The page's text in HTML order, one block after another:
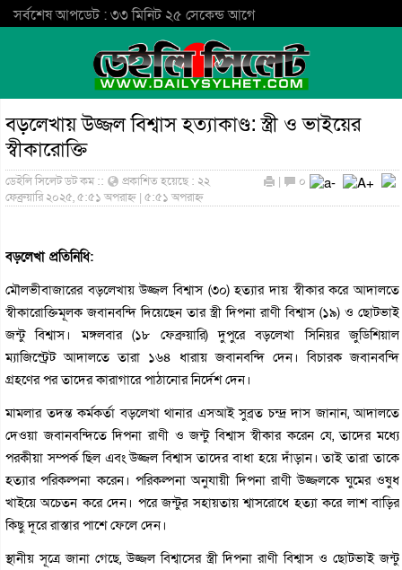
সর্বশেষ আপডেট : ৩৩ মিনিট ২৫ সেকেন্ড আগে
বড়লেখায় উজ্জল বিশ্বাস হত্যাকাণ্ড: স্ত্রী ও ভাইয়ের
স্বীকারোক্তি
ডেইলি সিলেট ডট কম ::
প্রকাশিত হয়েছে : ২২
ফেব্রুয়ারি ২০২৫, ৫:৫১ অপরাহ্ন | ৫:৫১ অপরাহ্ন
| ০
বড়লেখা প্রতিনিধি:
মৌলভীবাজারের বড়লেখায় উজ্জল বিশ্বাস (৩০) হত্যার দায় স্বীকার করে আদালতে
স্বীকারোক্তিমূলক জবানবন্দি দিয়েছেন তার স্ত্রী দিপনা রাণী বিশ্বাস (১৯) ও ছোটভাই
জন্টু বিশ্বাস। মঙ্গলবার (১৮ ফেব্রুয়ারি) দুপুরে বড়লেখা সিনিয়র জুডিশিয়াল
ম্যাজিস্ট্রেট আদালতে তারা ১৬৪ ধারায় জবানবন্দি দেন। বিচারক জবানবন্দি
গ্রহণের পর তাদের কারাগারে পাঠানোর নির্দেশ দেন।
মামলার তদন্ত কর্মকর্তা বড়লেখা থানার এসআই সুব্রত চন্দ্র দাস জানান, আদালতে
দেওয়া জবানবন্দিতে দিপনা রাণী ও জন্টু বিশ্বাস স্বীকার করেন যে, তাদের মধ্যে
পরকীয়া সম্পর্ক ছিল এবং উজ্জল বিশ্বাস তাদের বাধা হয়ে দাঁড়ান। তাই তারা তাকে
হত্যার পরিকল্পনা করেন। পরিকল্পনা অনুযায়ী দিপনা রাণী উজ্জলকে ঘুমের ওষুধ
খাইয়ে অচেতন করে দেন। পরে জন্টুর সহায়তায় শ্বাসরোধে হত্যা করে লাশ বাড়ির
কিছু দূরে রাস্তার পাশে ফেলে দেন।
স্থানীয় সূত্রে জানা গেছে, উজ্জল বিশ্বাসের স্ত্রী দিপনা রাণী বিশ্বাস ও ছোটভাই জন্টু